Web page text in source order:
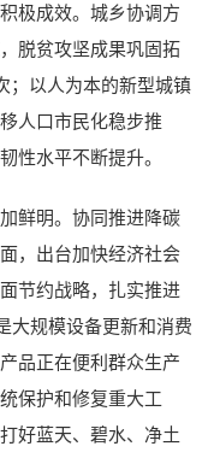
极成效。城乡协调方
脱贫攻坚成果巩固拓
；以人为本的新型城镇
人口市民化稳步推
性水平不断提升。
鲜明。协同推进降碳
，出台加快经济社会
节约战略，扎实推进
大规模设备更新和消费
品正在便利群众生产
保护和修复重大工
好蓝天、碧水、净土